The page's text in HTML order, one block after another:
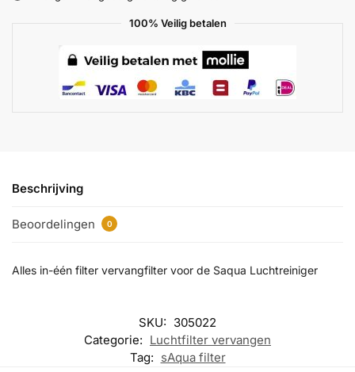
100% Veilig betalen
Beschrijving
Beoordelingen 0
Alles in-één filter vervangfilter voor de Saqua Luchtreiniger
SKU: 305022
Categorie: Luchtfilter vervangen
Tag: sAqua filter